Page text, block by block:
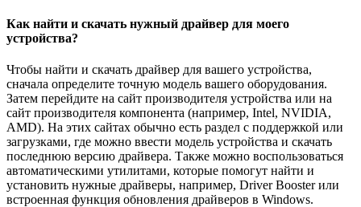
Как найти и скачать нужный драйвер для моего
устройства?
Чтобы найти и скачать драйвер для вашего устройства,
сначала определите точную модель вашего оборудования.
Затем перейдите на сайт производителя устройства или на
сайт производителя компонента (например, Intel, NVIDIA,
AMD). На этих сайтах обычно есть раздел с поддержкой или
загрузками, где можно ввести модель устройства и скачать
последнюю версию драйвера. Также можно воспользоваться
автоматическими утилитами, которые помогут найти и
установить нужные драйверы, например, Driver Booster или
встроенная функция обновления драйверов в Windows.